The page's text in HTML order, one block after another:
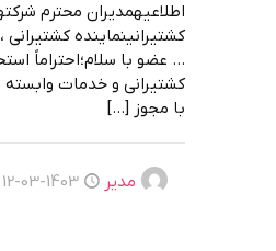
اطلاعیهمديران محترم
كشتيرانینماينده
… عضو با سلام؛احتراماً
با مجوز […]
مدیر 1403-03-12